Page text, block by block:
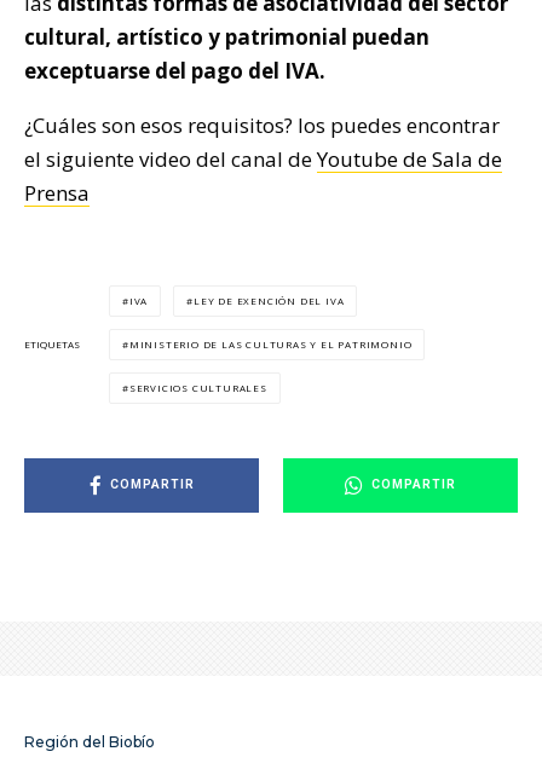
cultural, artístico y patrimonial puedan
exceptuarse del pago del IVA.
¿Cuáles son esos requisitos? los puedes encontrar
el siguiente video del canal deYoutube de Sala de
Prensa
ETIQUETAS
IVA LEY DE EXENCIÓN DEL IVA
MINISTERIO DE LAS CULTURAS Y EL PATRIMONIO
SERVICIOS CULTURALES
COMPARTIR COMPARTIR
Región del Biobío